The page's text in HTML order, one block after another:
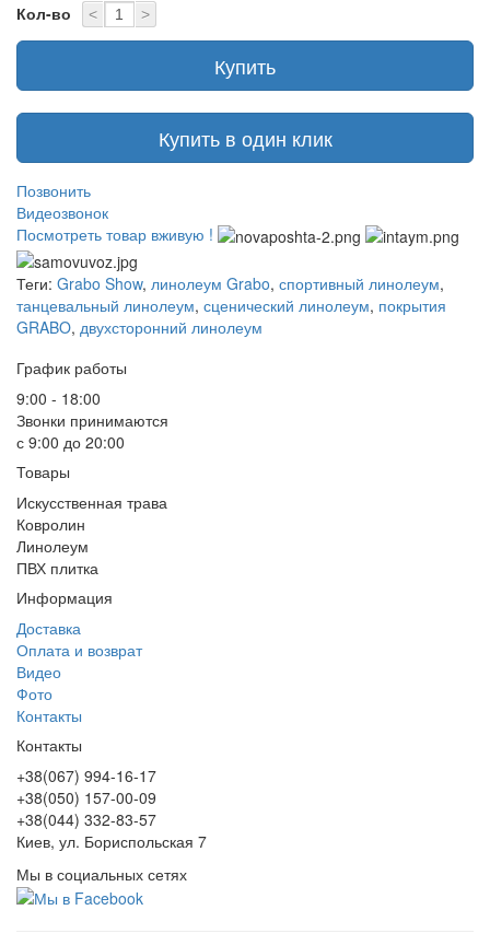
Кол-во < >
Купить
Купить в один клик
Позвонить
Видеозвонок
Посмотреть товар вживую !
Теги: Grabo Show, линолеум Grabo, спортивный линолеум,
танцевальный линолеум, сценический линолеум, покрытия
GRABO, двухсторонний линолеум
График работы
9:00 - 18:00
Звонки принимаются
с 9:00 до 20:00
Товары
Искусственная трава
Ковролин
Линолеум
ПВХ плитка
Информация
Доставка
Оплата и возврат
Видео
Фото
Контакты
Контакты
+38(067) 994-16-17
+38(050) 157-00-09
+38(044) 332-83-57
Киев, ул. Бориспольская 7
Мы в социальных сетях